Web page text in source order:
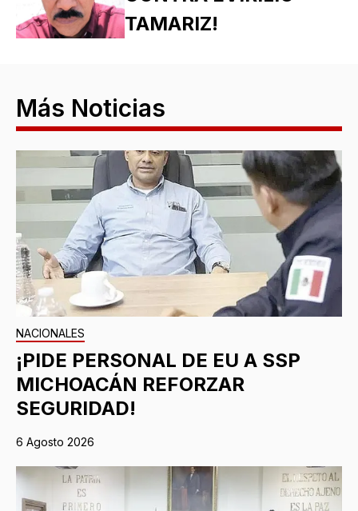
TAMARIZ!
Más Noticias
NACIONALES
¡PIDE PERSONAL DE EU A SSP
MICHOACÁN REFORZAR
SEGURIDAD!
6 Agosto 2026